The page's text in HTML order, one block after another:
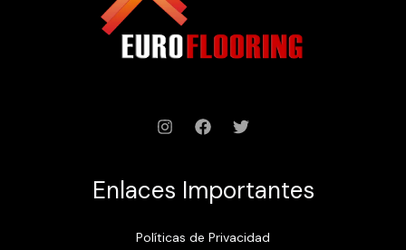
Enlaces Importantes
Políticas de Privacidad